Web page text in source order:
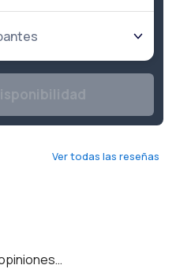
Ver todas las reseñas